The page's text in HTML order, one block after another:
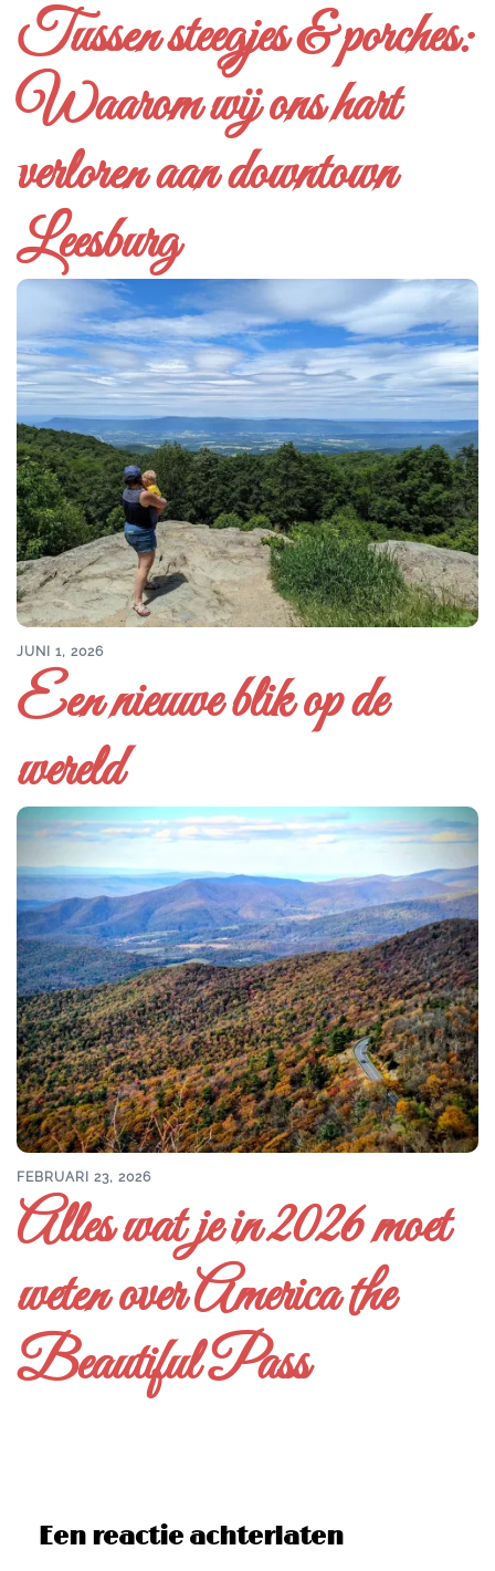
Tussen steegjes & porches:
Waarom wij ons hart
verloren aan downtown
Leesburg
JUNI 1, 2026
Een nieuwe blik op de
wereld
FEBRUARI 23, 2026
Alles wat je in 2026 moet
weten over America the
Beautiful Pass
Een reactie achterlaten